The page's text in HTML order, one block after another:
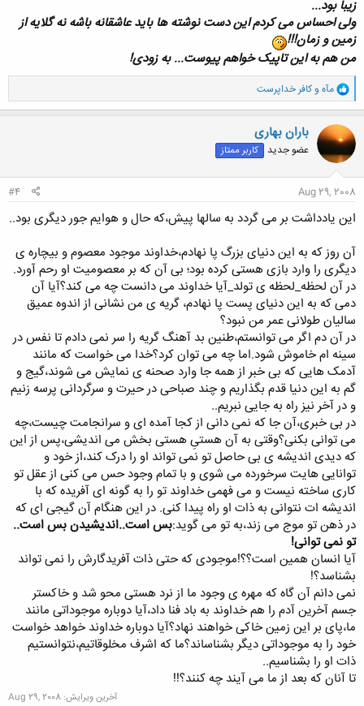
زیبا بود...
ولی احساس می کردم این دست نوشته ها باید عاشقانه باشه نه گلایه از
زمین و زمان!!!
من هم به این تاپیک خواهم پیوست... به زودی!
و
ا
ک
ن
ش
ه
ا
مآه وکافر خداپرست
باران بهاری
عضو جدید کاربر ممتاز
Aug 29, 2008
#4
این یادداشت بر می گردد به سالها پیش،که حال و هوایم جور دیگری بود..
آن روز که به این دنیای بزرگ پا نهادم،خداوند موجود معصوم و بیچاره ی
دیگری را وارد بازی هستی کرده بود؛ بی آن که بر معصومیت او رحم آورد.
در آن لحظه_لحظه ی تولد_آیا خداوند می دانست چه می کند؟آیا آن
دمی که به این دنیای پست پا نهادم، گریه ی من نشانی از اندوه عمیق
سالیان طولانی عمر من نبود؟
در آن دم اگر می توانستم،طنین بد آهنگ گریه را سر نمی دادم تا نفس در
سینه ام خاموش شود.اما چه می توان کرد؟خدا می خواست که مانند
آدمک هایی که بی خبر از همه جا وارد صحنه ی نمایش می شوند،گیج و
گم به این دنیا قدم بگذاریم و چند صباحی در حیرت و سرگردانی پرسه زنیم
و در آخر نیز راه به جایی نبریم..
در بی خبری،آن جا که نمی دانی از کجا آمده ای و سرانجامت چیست،چه
می توانی بکنی؟وقتی به آن هستیِ هستی بخش می اندیشی،پس از این
که دیدی اندیشه ی بی حاصل تو نمی تواند او را درک کند،از خود و
توانایی هایت سرخورده می شوی و با تمام وجود حس می کنی از عقل تو
کاری ساخته نیست و می فهمی خداوند تو را به گونه ای آفریده که با
اندیشه ات نتوانی به ذات او راه پیدا کنی. در این هنگام آن گیجی ای که
در ذهن تو موج می زند،به تو می گوید:بس است..اندیشیدن بس است..
تو نمی توانی!
آیا انسان همین است؟؟!موجودی که حتی ذات آفریدگارش را نمی تواند
بشناسد؟!
نمی دانم آن گاه که مهره ی وجود ما از نرد هستی محو شد و خاکستر
جسم آخرین آدم را هم خداوند به باد فنا داد،آیا دوباره موجوداتی مانند
ما،پای بر این زمین خاکی خواهند نهاد؟آیا دوباره خداوند خواهد خواست
خود را به موجوداتی دیگر بشناساند؟ما که اشرف مخلوقاتیم،نتوانستیم
ذات او را بشناسیم..
تا آنان که بعد از ما می آیند چه کنند؟!!
آخرین ویرایش: Aug 29, 2008